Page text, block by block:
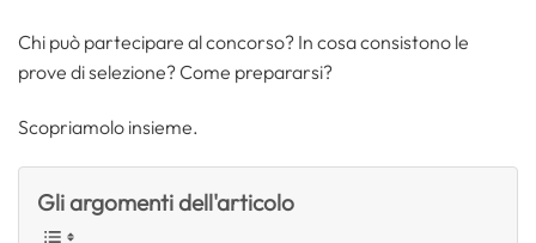
Chi può partecipare al concorso? In cosa consistono le
prove di selezione? Come prepararsi?
Scopriamolo insieme.
Gli argomenti dell'articolo